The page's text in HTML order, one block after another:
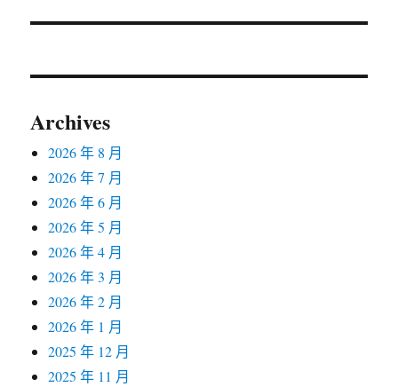
文
Archives
2026 年 8 月
2026 年 7 月
2026 年 6 月
2026 年 5 月
2026 年 4 月
2026 年 3 月
2026 年 2 月
2026 年 1 月
2025 年 12 月
2025 年 11 月